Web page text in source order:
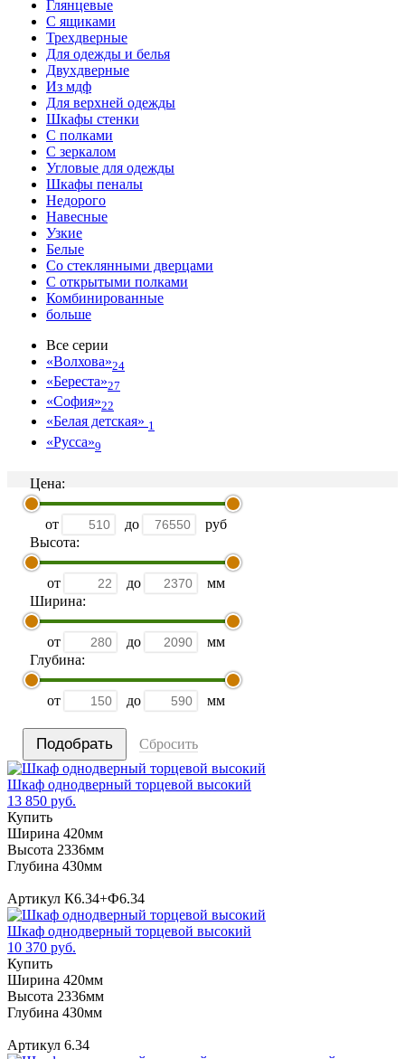
Глянцевые
С ящиками
Трехдверные
Для одежды и белья
Двухдверные
Из мдф
Для верхней одежды
Шкафы стенки
С полками
С зеркалом
Угловые для одежды
Шкафы пеналы
Недорого
Навесные
Узкие
Белые
Со стеклянными дверцами
С открытыми полками
Комбинированные
больше
Все серии
«Волхова»24
«Береста»27
«София»22
«Белая детская» 1
«Русса»9
Цена:
от до
руб
Высота:
от до
мм
Ширина:
от до
мм
Глубина:
от до мм
Сбросить
Шкаф однодверный торцевой высокий
13 850 руб.
Купить
Ширина 420мм
Высота 2336мм
Глубина 430мм
Артикул К6.34+Ф6.34
Шкаф однодверный торцевой высокий
10 370 руб.
Купить
Ширина 420мм
Высота 2336мм
Глубина 430мм
Артикул 6.34